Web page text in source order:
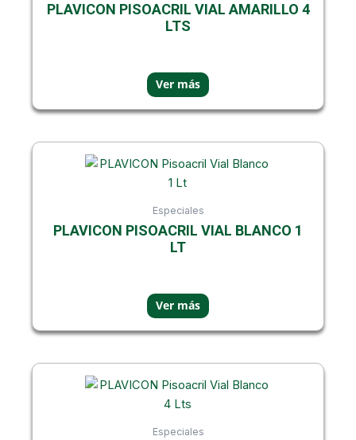
PLAVICON PISOACRIL VIAL AMARILLO 4
LTS
Especiales
PLAVICON PISOACRIL VIAL BLANCO 1
LT
Especiales